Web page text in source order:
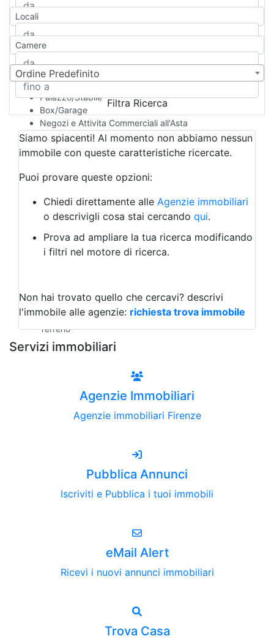
Attico/Mansarda
Rustico/Casale
Camera d'Albergo
Multiproprietà
Palazzo/Stabile
Box/Garage
Negozi e Attivita Commerciali all'Asta
Qualsiasi
Attività/Licenza Commerciale
Azienda Agricola
Bar/Ristorante
Albergo
Laboratorio Artigianale
Negozio/locale commerciale
Agriturismo
Magazzini
Qualsiasi
Terreno edificabile
Terreno
Locali
Camere
Ordine Predefinito
Filtra Ricerca
Siamo spiacenti! Al momento non abbiamo nessun
immobile con queste caratteristiche ricercate.
Puoi provare queste opzioni:
Chiedi direttamente alle Agenzie immobiliari
o descrivigli cosa stai cercando qui.
Prova ad ampliare la tua ricerca modificando
i filtri nel motore di ricerca.
Non hai trovato quello che cercavi? descrivi
l'immobile alle agenzie: richiesta trova immobile
Servizi immobiliari
Agenzie Immobiliari
Agenzie immobiliari Firenze
Pubblica Annunci
Iscriviti e Pubblica i tuoi immobili
eMail Alert
Ricevi i nuovi annunci immobiliari
Trova Casa